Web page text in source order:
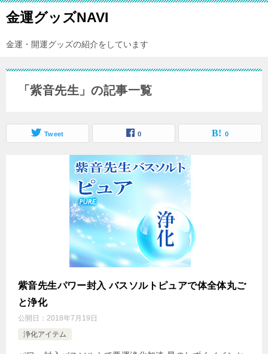
金運グッズNAVI
金運・開運グッズの紹介をしています
「紫音先生」の記事一覧
Tweet 0 0
紫音先生パワー封入 バスソルトピュアで体全体丸ご
と浄化
公開日： 2018年7月19日
浄化アイテム